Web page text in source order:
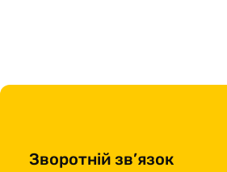
Зворотній зв’язок